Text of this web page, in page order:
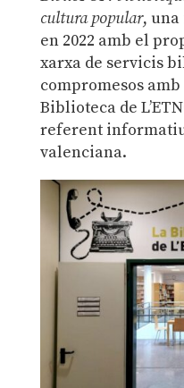
cultura popular,
en 2022 amb el
xarxa de servicis
compromesos
Biblioteca de
referent
valenciana.